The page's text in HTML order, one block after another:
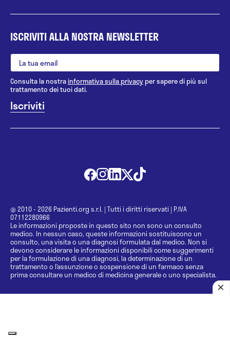
ISCRIVITI ALLA NOSTRA NEWSLETTER
Consulta la nostrainformativa sulla privacy per sapere di più sul
trattamento dei tuoi dati.
@ 2010 - 2026 Pazienti.org s.r.l. | Tutti i diritti riservati | P.IVA
07112280966
Le informazioni proposte in questo sito non sono un consulto
medico. In nessun caso, queste informazioni sostituiscono un
consulto, una visita o una diagnosi formulata dal medico. Non si
devono considerare le informazioni disponibili come suggerimenti
per la formulazione di una diagnosi, la determinazione di un
trattamento o l’assunzione o sospensione di un farmaco senza
prima consultare un medico di medicina generale o uno specialista.